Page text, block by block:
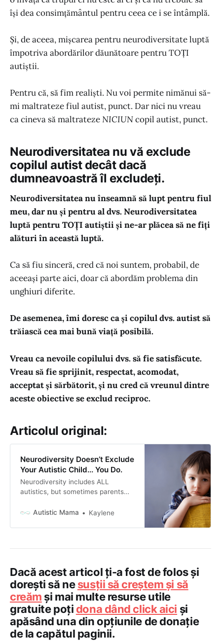
își dea consimțământul pentru ceea ce i se întâmplă.
Și, de aceea, mișcarea pentru neurodiversitate luptă
împotriva abordărilor dăunătoare pentru TOȚI
autiștii.
Pentru că, să fim realiști. Nu voi permite nimănui să-
mi maltrateze fiul autist, punct. Dar nici nu vreau
ca cineva să maltratezeNICIUNcopil autist, punct.
Neurodiversitatea nu vă exclude
copilul autist decât dacă
dumneavoastră îl excludeți.
Neurodiversitatea nu înseamnă să lupt pentru fiul
meu, dar nu și pentru al dvs. Neurodiversitatea
luptă pentru TOȚI autiștii și ne-ar plăcea să ne fiți
alături în această luptă.
Ca să fiu sinceră, cred că noi suntem, probabil, de
aceeași parte aici, doar că abordăm problema din
unghiuri diferite.
De asemenea, îmi doresc ca și copilul dvs. autist să
trăiască cea mai bună viață posibilă.
Vreau ca nevoile copilului dvs. să fie satisfăcute.
Vreau să fie sprijinit, respectat, acomodat,
acceptat și sărbătorit, și nu cred că vreunul dintre
aceste obiective se exclud reciproc.
Articolul original:
Neurodiversity Doesn’t Exclude
Your Autistic Child... You Do.
Neurodiversity includes ALL
autistics, but sometimes parents
child. But the fact is, neurodiversity
Autistic Mama Kaylene
Dacă acest articol ți-a fost de folos și
dorești să nesusții să creștem și să
creăm și mai multe resurse utile
gratuite poți dona dând click aici și
apăsând una din opțiunile de donație
de la capătul paginii.